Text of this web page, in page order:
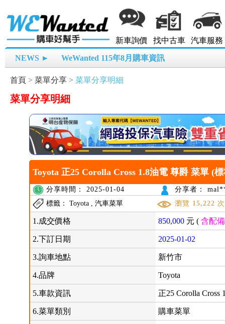
新車詢價 找中古車 汽車服務
NEWS ► WeWanted 115年8月購車資訊
首頁 > 菜單分享 > 菜單分享明細
菜單分享明細
Toyota 正25 Corolla Cross 1.8油電 尊爵 菜單 (
分享時間： 2025-01-04
分享者：
標籤： Toyota , 汽車菜單
瀏覽 15,222 次
1.成交價格 850,000 元 (含配備
2.下訂日期 2025-01-02
3.詢車地點 新竹市
4.品牌 Toyota
5.車款資訊 正25 Corolla Cross
6.菜單類別 購車菜單